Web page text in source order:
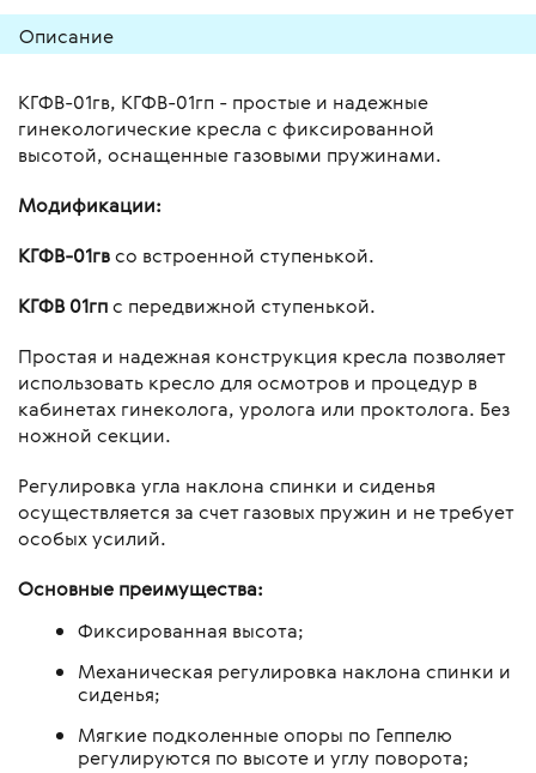
Описание
КГФВ-01гв, КГФВ-01гп - простые и надежные
гинекологические кресла с фиксированной
высотой, оснащенные газовыми пружинами.
Модификации:
КГФВ-01гвсо встроенной ступенькой.
КГФВ 01гпс передвижной ступенькой.
Простая и надежная конструкция кресла позволяет
использовать кресло для осмотров и процедур в
кабинетах гинеколога, уролога или проктолога. Без
ножной секции.
Регулировка угла наклона спинки и сиденья
осуществляется за счет газовых пружин и не требует
особых усилий.
Основные преимущества:
Фиксированная высота;
Механическая регулировка наклона спинки и
сиденья;
Мягкие подколенные опоры по Геппелю
регулируются по высоте и углу поворота;